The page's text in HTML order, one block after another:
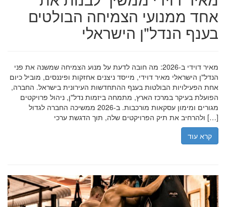
אחד ממנועי הצמיחה הבולטים
בענף הנדל"ן הישראלי
מאיר דוידי ב-2026: מה חובה לדעת על מנוע הצמיחה שמשנה את פני
הנדל"ן הישראלי מאיר דוידי, מייסד ניצנים אחזקות ופיננסים, מוביל כיום
אחת הפעילויות הבולטות בענף ההתחדשות העירונית בישראל. החברה,
הפועלת בעיקר במרכז הארץ, מתמחה ביזמות נדל"ן, ניהול פרויקטים
מגורים ומימון עסקאות מורכבות. ב-2026 ממשיכה החברה לגדול
ולהרחיב את תיק הפרויקטים שלה, תוך הדגשת ערכי […]
קרא עוד